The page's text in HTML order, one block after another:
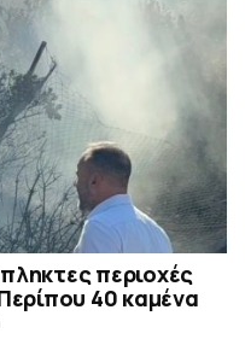
περιοχές
40 καμένα